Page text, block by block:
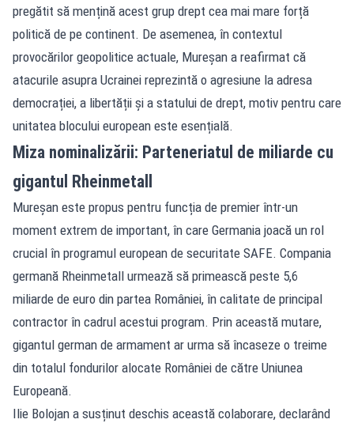
pregătit să mențină acest grup drept cea mai mare forță
politică de pe continent. De asemenea, în contextul
provocărilor geopolitice actuale, Mureșan a reafirmat că
atacurile asupra Ucrainei reprezintă o agresiune la adresa
democrației, a libertății și a statului de drept, motiv pentru care
unitatea blocului european este esențială.
Miza nominalizării: Parteneriatul de miliarde cu
gigantul Rheinmetall
Mureșan este propus pentru funcția de premier într-un
moment extrem de important, în care Germania joacă un rol
crucial în programul european de securitate SAFE. Compania
germană Rheinmetall urmează să primească peste 5,6
miliarde de euro din partea României, în calitate de principal
contractor în cadrul acestui program. Prin această mutare,
gigantul german de armament ar urma să încaseze o treime
din totalul fondurilor alocate României de către Uniunea
Europeană.
Ilie Bolojan a susținut deschis această colaborare, declarând